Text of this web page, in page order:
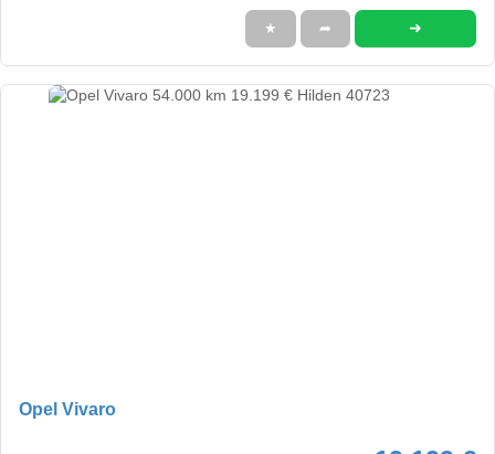
★ ➦ ➜
Opel Vivaro